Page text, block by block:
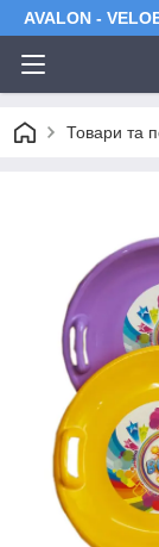
AVALON -
Товари та